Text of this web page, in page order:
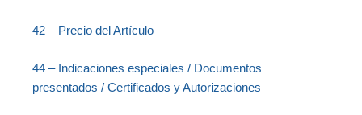
42 – Precio del Artículo
44 – Indicaciones especiales / Documentos
presentados / Certificados y Autorizaciones